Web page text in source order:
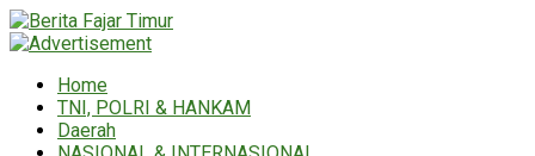
Home
TNI, POLRI & HANKAM
Daerah